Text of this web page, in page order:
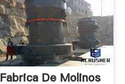
Fabrica De Molinos